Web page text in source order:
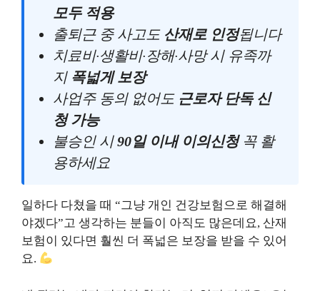
모두 적용
출퇴근 중 사고도 산재로 인정됩니다
치료비·생활비·장해·사망 시 유족까
지 폭넓게 보장
사업주 동의 없어도 근로자 단독 신
청 가능
불승인 시90일 이내 이의신청꼭 활
용하세요
일하다 다쳤을 때 “그냥 개인 건강보험으로 해결해
야겠다”고 생각하는 분들이 아직도 많은데요, 산재
보험이 있다면 훨씬 더 폭넓은 보장을 받을 수 있어
요.